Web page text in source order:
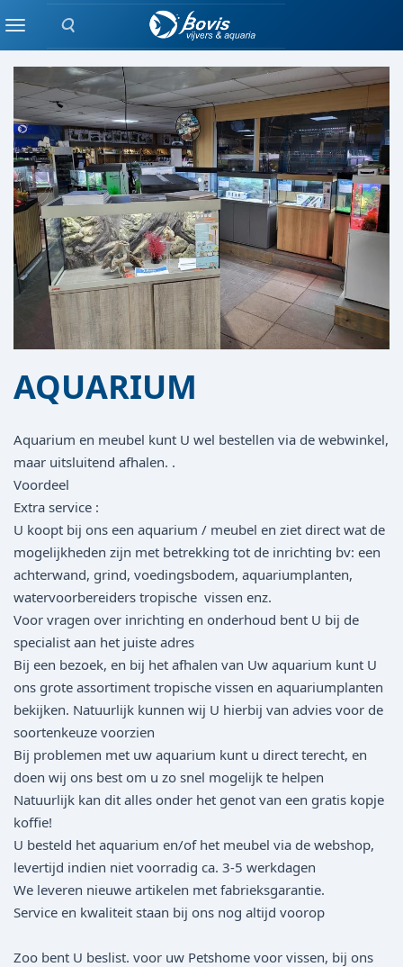
Zoeken
MenuAQUARIUM AFDELING
AQUARIUM
Aquarium en meubel kunt U wel bestellen via de webwinkel,
maar uitsluitend afhalen. .
Voordeel
Extra service :
U koopt bij ons een aquarium / meubel en ziet direct wat de
mogelijkheden zijn met betrekking tot de inrichting bv: een
achterwand, grind, voedingsbodem, aquariumplanten,
watervoorbereiders tropische vissen enz.
Voor vragen over inrichting en onderhoud bent U bij de
specialist aan het juiste adres
Bij een bezoek, en bij het afhalen van Uw aquarium kunt U
ons grote assortiment tropische vissen en aquariumplanten
bekijken. Natuurlijk kunnen wij U hierbij van advies voor de
soortenkeuze voorzien
Bij problemen met uw aquarium kunt u direct terecht, en
doen wij ons best om u zo snel mogelijk te helpen
Natuurlijk kan dit alles onder het genot van een gratis kopje
koffie!
U besteld het aquarium en/of het meubel via de webshop,
levertijd indien niet voorradig ca. 3-5 werkdagen
We leveren nieuwe artikelen met fabrieksgarantie.
Service en kwaliteit staan bij ons nog altijd voorop
Zoo bent U beslist. voor uw Petshome voor vissen, bij ons